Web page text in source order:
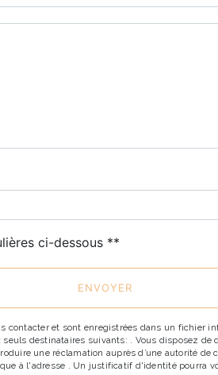
ci-dessous **
ENVOYER
contacter et sont enregistrées dans un
destinataires suivants: . Vous disposez
une réclamation auprès d’une autorité
à l'adresse . Un justificatif d'identité pourra